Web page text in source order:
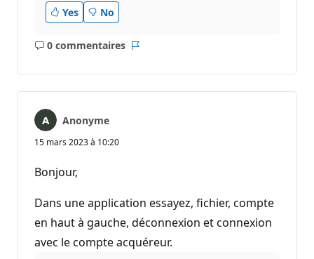
Yes
No
0 commentaires
Aucun
Anonyme
15 mars 2023 à 10:20
Bonjour,
Dans une application essayez, fichier, compte
en haut à gauche, déconnexion et connexion
avec le compte acquéreur.